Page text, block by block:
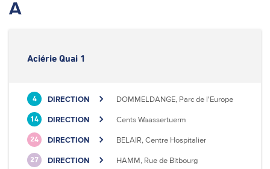
A
Aciérie Quai 1
4 DIRECTION DOMMELDANGE, Parc de l'Europe
14 DIRECTION Cents Waassertuerm
24 DIRECTION BELAIR, Centre Hospitalier
27 DIRECTION HAMM, Rue de Bitbourg